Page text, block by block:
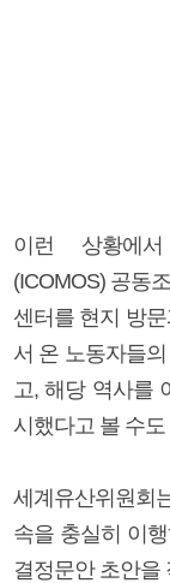
이런 상황에서
(ICOMOS) 공동
센터를 현지 방
서 온 노동자들
고, 해당 역사를
시했다고 볼 수
세계유산위원회
속을 충실히 이
결정문안 초안을